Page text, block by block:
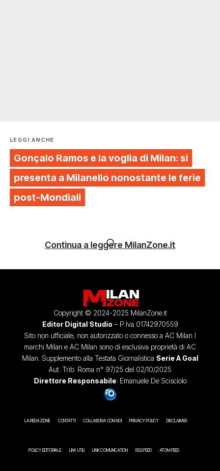
LEGGI ANCHE
Gonçalo Ramos e la voglia di Milan: si
presenta a Milanello nonostante le ferie
post-Mondiali
Continua a leggere MilanZone.it
Copyright © 2024-2025 MilanZone.it
Editor Digital Studio – P.Iva 01742970559
Sito non ufficiale, non autorizzato o connesso a AC Milan I
marchi Milan e AC Milan sono di esclusiva proprietà di AC
Milan. Supplemento alla Testata Giornalistica Serie A Goal
Aut. Trib. Roma n° 97/25 del 02/10/2025
Direttore Responsabile: Emanuele De Scisciolo
LA REDAZIONE CONTATTI COLLABORA CON NOI PRIVACY POLICY DISCLAIMER
POLICY EDITORIALE LINK UTILI LINK COMUNICATION RSS FEED ATOM FEED